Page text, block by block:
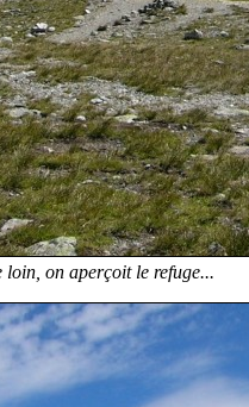
loin, on aperçoit le refuge...